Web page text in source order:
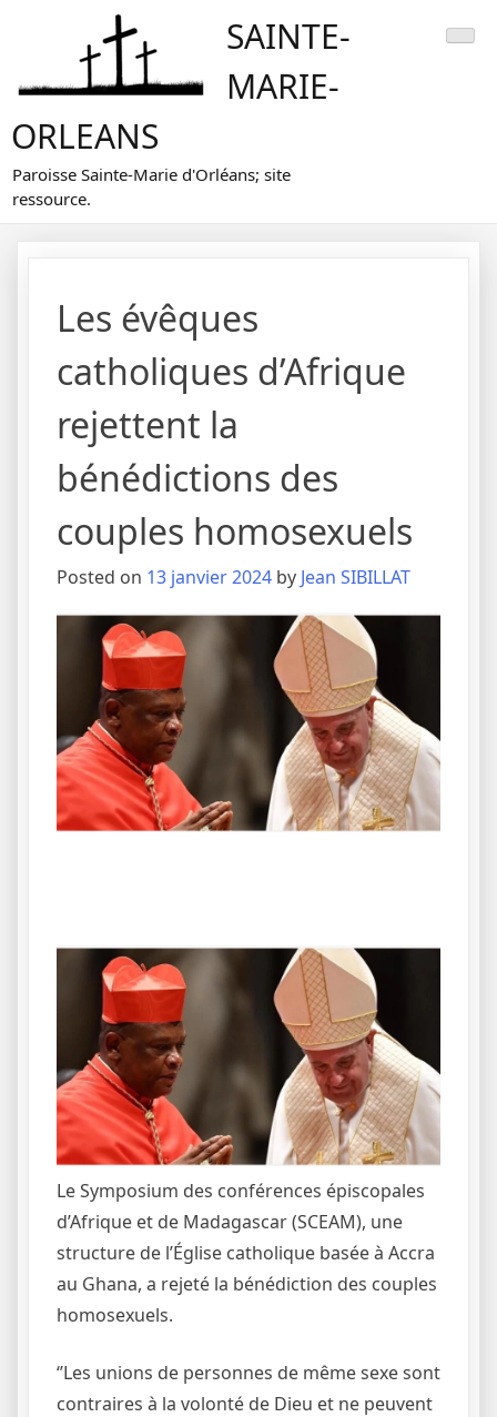
SAINTE-
MARIE-
ORLEANS
Paroisse Sainte-Marie d'Orléans; site
ressource.
Les évêques
catholiques d’Afrique
rejettent la
bénédictions des
couples homosexuels
Posted on 13 janvier 2024 by Jean SIBILLAT
Le Symposium des conférences épiscopales
d’Afrique et de Madagascar (SCEAM), une
structure de l’Église catholique basée à Accra
au Ghana, a rejeté la bénédiction des couples
homosexuels.
‘’Les unions de personnes de même sexe sont
contraires à la volonté de Dieu et ne peuvent